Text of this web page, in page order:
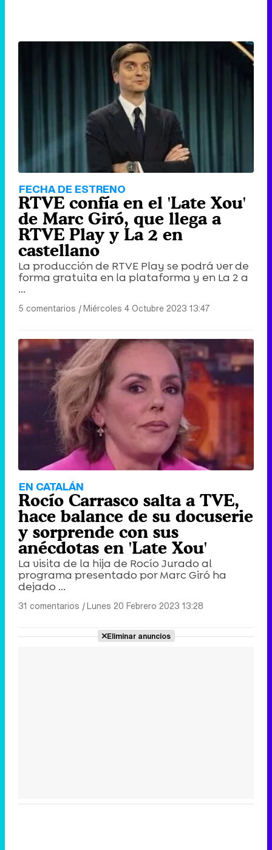
FECHA DE ESTRENO
RTVE confía en el 'Late Xou'
de Marc Giró, que llega a
RTVE Play y La 2 en
castellano
La producción de RTVE Play se podrá ver de
forma gratuita en la plataforma y en La 2 a
...
5 comentarios |Miércoles 4 Octubre 2023 13:47
EN CATALÁN
Rocío Carrasco salta a TVE,
hace balance de su docuserie
y sorprende con sus
anécdotas en 'Late Xou'
La visita de la hija de Rocío Jurado al
programa presentado por Marc Giró ha
dejado ...
31 comentarios |Lunes 20 Febrero 2023 13:28
Eliminar anuncios